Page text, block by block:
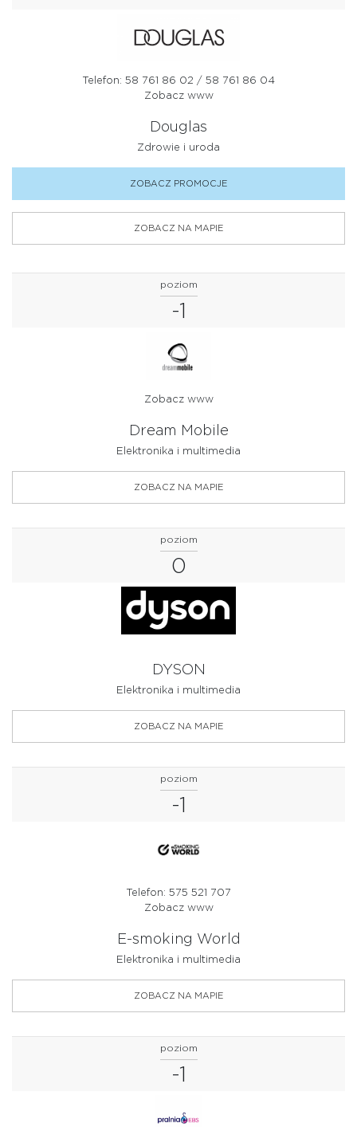
Telefon: 58 761 86 02 / 58 761 86 04
Zobacz www
Douglas
Zdrowie i uroda
ZOBACZ PROMOCJE
ZOBACZ NA MAPIE
poziom
-1
Zobacz www
Dream Mobile
Elektronika i multimedia
ZOBACZ NA MAPIE
poziom
0
DYSON
Elektronika i multimedia
ZOBACZ NA MAPIE
poziom
-1
Telefon: 575 521 707
Zobacz www
E-smoking World
Elektronika i multimedia
ZOBACZ NA MAPIE
poziom
-1